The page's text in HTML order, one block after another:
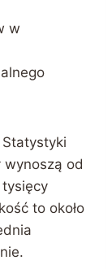
w
wynoszą od
tysięcy
to około